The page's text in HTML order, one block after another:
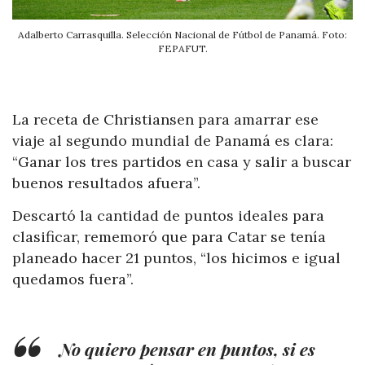
Adalberto Carrasquilla. Selección Nacional de Fútbol de Panamá. Foto:
FEPAFUT.
La receta de Christiansen para amarrar ese
viaje al segundo mundial de Panamá es clara:
“Ganar los tres partidos en casa y salir a buscar
buenos resultados afuera”.
Descartó la cantidad de puntos ideales para
clasificar, rememoró que para Catar se tenía
planeado hacer 21 puntos, “los hicimos e igual
quedamos fuera”.
No quiero pensar en puntos, si es